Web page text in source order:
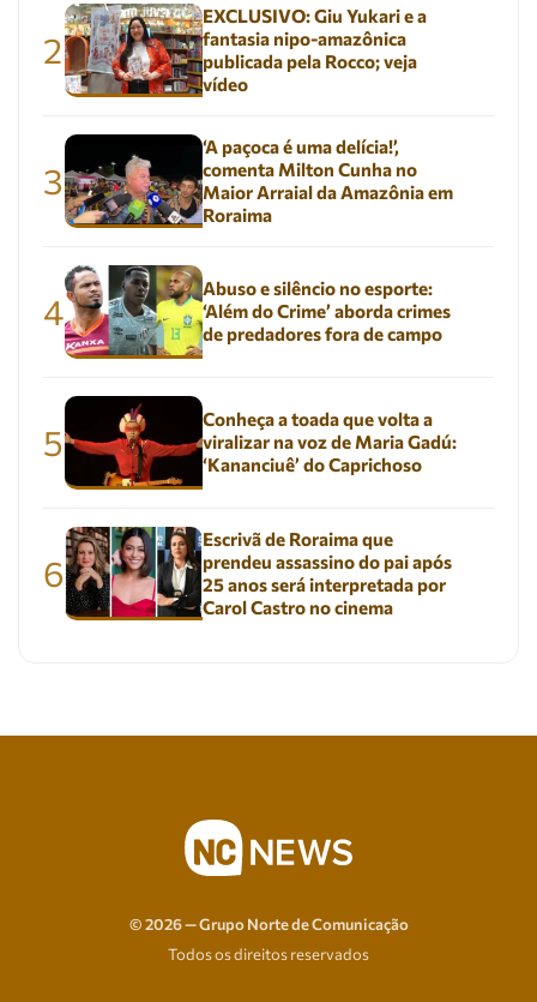
2
EXCLUSIVO: Giu Yukari e a
fantasia nipo-amazônica
publicada pela Rocco; veja
vídeo
3
‘A paçoca é uma delícia!’,
comenta Milton Cunha no
Maior Arraial da Amazônia em
Roraima
4
Abuso e silêncio no esporte:
‘Além do Crime’ aborda crimes
de predadores fora de campo
5
Conheça a toada que volta a
viralizar na voz de Maria Gadú:
‘Kananciuê’ do Caprichoso
6
Escrivã de Roraima que
prendeu assassino do pai após
25 anos será interpretada por
Carol Castro no cinema
© 2026 — Grupo Norte de Comunicação
Todos os direitos reservados